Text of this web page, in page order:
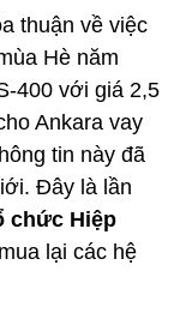
thuận về việc
Hè năm
400 với giá 2,5
Ankara vay
tin này đã
Đây là lần
chức Hiệp
mua lại các hệ